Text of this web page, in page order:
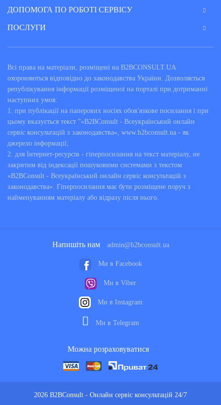
ДОПОМОГА ПО РОБОТІ СЕРВІСУ
ПОСЛУГИ
Всі права на матеріали, розміщені на B2BCONSULT.UA
охороняються відповідно до законодавства України. Дозволяється
републікування інформації розміщеної на порталі при дотриманні
наступних умов:
1. при публікації на паперових носіях обов'язкове посилання і при
цьому вказується текст "«B2BConsult - Всеукраїнський онлайн
сервіс консультацій з законодавства», www.b2bconsult.ua - як
джерело інформації;
2. для Інтернет-ресурсів - гіперпосилання на текст матеріалу, не
закритим від індексації пошуковими системами з текстом
«B2BConsult - Всеукраїнський онлайн сервіс консультацій з
законодавства». Гіперпосилання має бути розміщене поруч з
найменуванням матеріалу або відразу після нього.
2026 B2BConsult - Онлайн сервіс консультацій 24/7
Напишіть нам admin@b2bconsult.ua
Ми в Facebook
Ми в Viber
Ми в Instagram
Ми в Telegram
Можна розраховуватися